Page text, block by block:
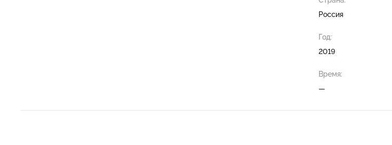
Россия
Год:
2019
Время:
—